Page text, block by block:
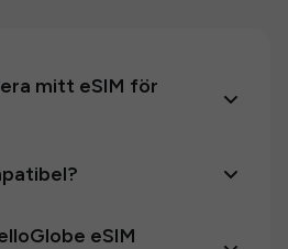
mitt eSIM för
eSIM